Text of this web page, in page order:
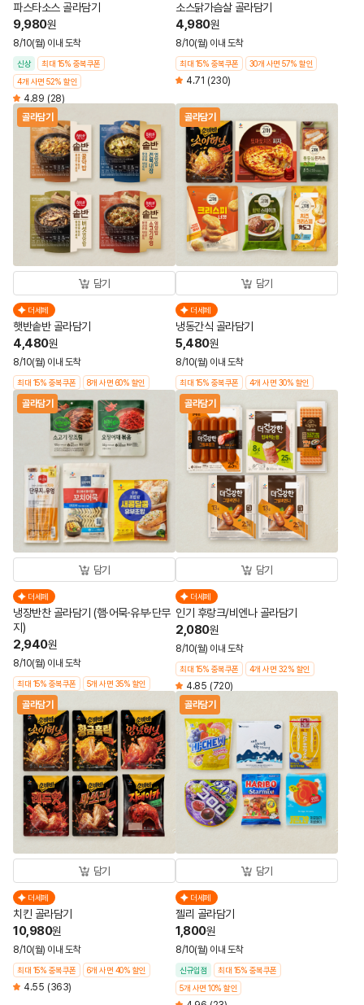
파스타소스 골라담기
9,980원
8/10(월) 이내 도착
신상
최대 15% 중복쿠폰
4개 사면 52% 할인
4.89 (28)
소스닭가슴살 골라담기
4,980원
8/10(월) 이내 도착
최대 15% 중복쿠폰 30개 사면 57% 할인
4.71 (230)
골라담기
담기
더세페
햇반솥반 골라담기
4,480원
8/10(월) 이내 도착
최대 15% 중복쿠폰 8개 사면 60% 할인
골라담기
담기
더세페
냉동간식 골라담기
5,480원
8/10(월) 이내 도착
최대 15% 중복쿠폰 4개 사면 30% 할인
골라담기
담기
더세페
냉장반찬 골라담기 (햄·어묵·유부·단무
지)
2,940원
8/10(월) 이내 도착
최대 15% 중복쿠폰 5개 사면 35% 할인
골라담기
담기
더세페
인기 후랑크/비엔나 골라담기
2,080원
8/10(월) 이내 도착
최대 15% 중복쿠폰 4개 사면 32% 할인
4.85 (720)
골라담기
담기
더세페
치킨 골라담기
10,980원
8/10(월) 이내 도착
최대 15% 중복쿠폰 6개 사면 40% 할인
4.55 (363)
골라담기
담기
더세페
젤리 골라담기
1,800원
8/10(월) 이내 도착
신규입점
최대 15% 중복쿠폰
5개 사면 10% 할인